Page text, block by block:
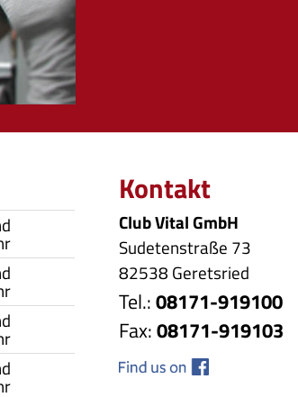
Kontakt
Club Vital GmbH
Sudetenstraße 73
82538 Geretsried
Tel.:08171-919100
Fax:08171-919103